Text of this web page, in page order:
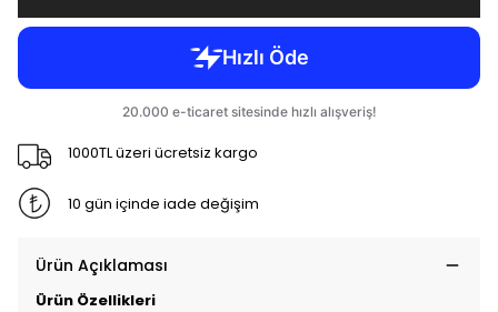
1000TL üzeri ücretsiz kargo
10 gün içinde iade değişim
Ürün Açıklaması
Ürün Özellikleri